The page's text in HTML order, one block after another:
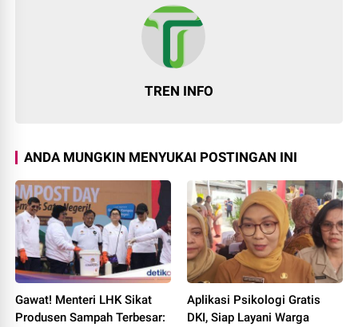
TREN INFO
ANDA MUNGKIN MENYUKAI POSTINGAN INI
Gawat! Menteri LHK Sikat
Produsen Sampah Terbesar:
Aplikasi Psikologi Gratis
DKI, Siap Layani Warga